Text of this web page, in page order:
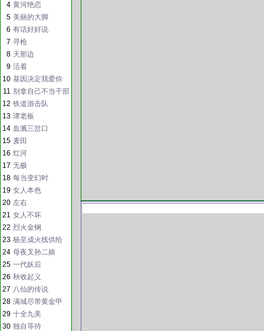
4 黄河绝恋
5 美丽的大脚
6 有话好好说
7 寻枪
8 天那边
9 活着
10 基因决定我爱你
11 别拿自己不当干部
12 铁道游击队
13 谭老板
14 血溅三岔口
15 麦田
16 红河
17 无极
18 每当变幻时
19 女人本色
20 左右
21 女人不坏
22 烈火金钢
23 杨至成火线供给
24 母夜叉孙二娘
25 一代妖后
26 秋收起义
27 八仙的传说
28 满城尽带黄金甲
29 十全九美
30 独自等待